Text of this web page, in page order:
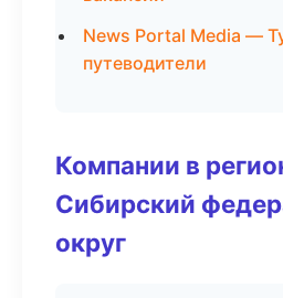
News Portal Media —
путеводители
Компании в
Сибирский
округ